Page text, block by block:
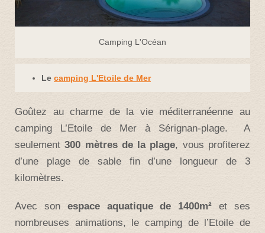
Camping L'Océan
Le camping L'Etoile de Mer
Goûtez au charme de la vie méditerranéenne au
camping L’Etoile de Mer à Sérignan-plage. A
seulement300 mètres de la plage, vous profiterez
d’une plage de sable fin d’une longueur de 3
kilomètres.
Avec son espace aquatique de 1400m² et ses
nombreuses animations, le camping de l’Etoile de